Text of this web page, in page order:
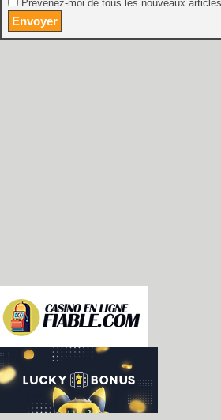
Prévenez-moi de tous les nouveaux